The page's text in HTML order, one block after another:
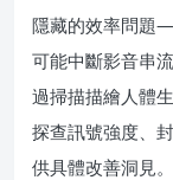
隱藏的效率問題
可能中斷影音串
過掃描描繪人體
探查訊號強度、
供具體改善洞見。